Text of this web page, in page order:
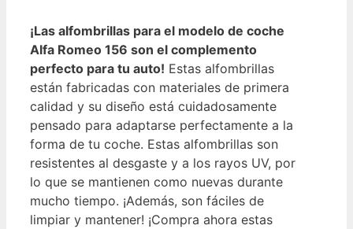
¡Las alfombrillas para el modelo de coche
Alfa Romeo 156 son el complemento
perfecto para tu auto! Estas alfombrillas
están fabricadas con materiales de primera
calidad y su diseño está cuidadosamente
pensado para adaptarse perfectamente a la
forma de tu coche. Estas alfombrillas son
resistentes al desgaste y a los rayos UV, por
lo que se mantienen como nuevas durante
mucho tiempo. ¡Además, son fáciles de
limpiar y mantener! ¡Compra ahora estas